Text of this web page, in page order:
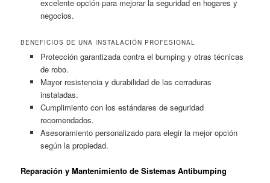
excelente opción para mejorar la seguridad en hogares y
negocios.
BENEFICIOS DE UNA INSTALACIÓN PROFESIONAL
Protección garantizada contra el bumping y otras técnicas
de robo.
Mayor resistencia y durabilidad de las cerraduras
instaladas.
Cumplimiento con los estándares de seguridad
recomendados.
Asesoramiento personalizado para elegir la mejor opción
según la propiedad.
Reparación y Mantenimiento de Sistemas Antibumping